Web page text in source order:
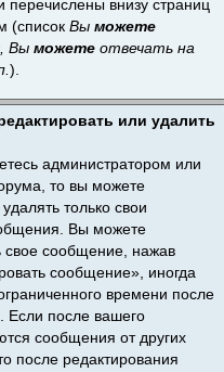
перечислены внизу страниц
(список Вы можете
Вы можете отвечать на
).
или удалить
администратором или
то вы можете
только свои
Вы можете
свое сообщение, нажав
сообщение», иногда
времени после
Если после вашего
сообщения от других
после редактирования